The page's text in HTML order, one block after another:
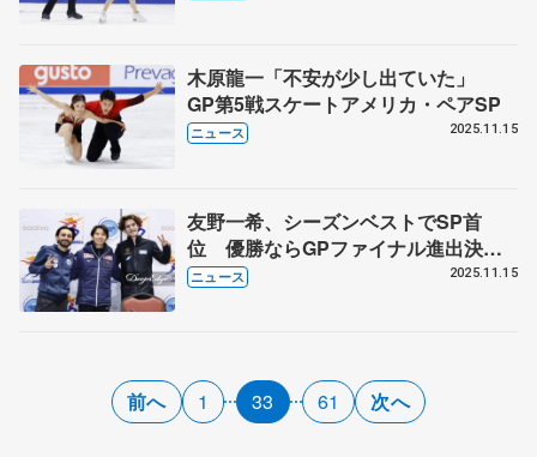
木原龍一「不安が少し出ていた」
GP第5戦スケートアメリカ・ペアSP
ニュース 2025.11.15
友野一希、シーズンベストでSP首
位 優勝ならGPファイナル進出決
定 壷井達也6位、 りくりゅうペア
ニュース 2025.11.15
前へ 1 33 61 次へ